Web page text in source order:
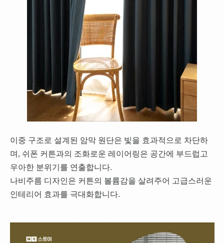
이중 구조로 설계된 암막 원단은 빛을 효과적으로 차단하
며, 쉬폰 커튼과의 조화로운 레이어링은 공간에 부드럽고
우아한 분위기를 연출합니다.
나비주름 디자인은 커튼의 볼륨감을 살려주어 고급스러운
인테리어 효과를 극대화합니다.